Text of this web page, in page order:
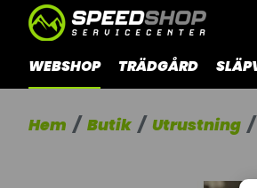
WEBSHOP TRÄDGÅRD
Hem Butik Utrustning